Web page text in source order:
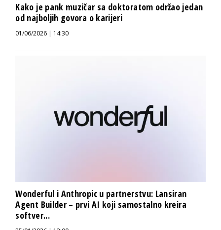
Kako je pank muzičar sa doktoratom održao jedan
od najboljih govora o karijeri
01/06/2026 | 14:30
Wonderful i Anthropic u partnerstvu: Lansiran
Agent Builder – prvi AI koji samostalno kreira
softver...